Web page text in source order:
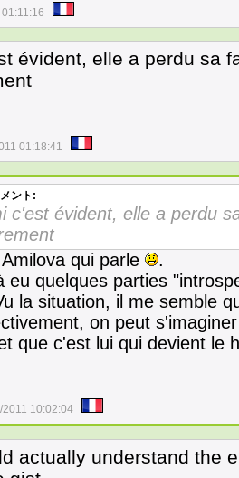
évident, elle a perdu sa
01:18:41
ント:
c'est évident, elle a perdu
qui parle
.
eu quelques parties
la situation, il me semble
on peut
que c'est lui qui devient le
2011 10:02:04
actually understand the